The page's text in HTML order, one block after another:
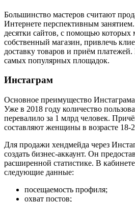
Большинство мастеров считают
Интернете перспективным
десятки сайтов, с помощью которых
собственный магазин, привлечь
доставку товаров и приём
самых популярных площадок.
Инстаграм
Основное преимущество
Уже в 2018 году количество
перевалило за 1 млрд человек.
составляют женщины в возрасте 18-
Для продажи хендмейда через
создать бизнес-аккаунт. Он
расширенной статистике. В
следующие данные:
посещаемость профиля;
охват постов;